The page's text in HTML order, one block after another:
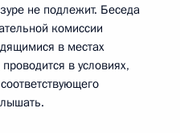
не подлежит. Беседа
комиссии
в местах
в условиях,